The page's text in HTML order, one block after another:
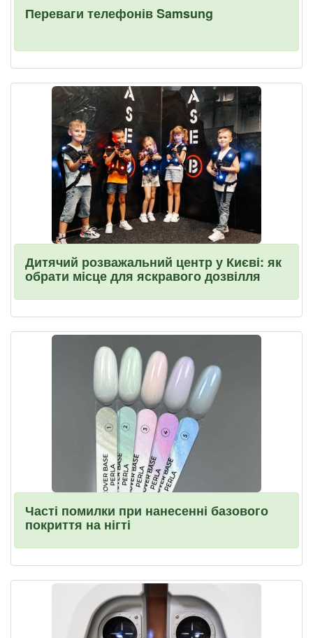
Переваги телефонів Samsung
Дитячий розважальний центр у Києві: як
обрати місце для яскравого дозвілля
Часті помилки при нанесенні базового
покриття на нігті